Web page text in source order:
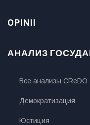
OPINII
АНАЛИЗ
Все анализы CReDO
Демократизация
Юстиция